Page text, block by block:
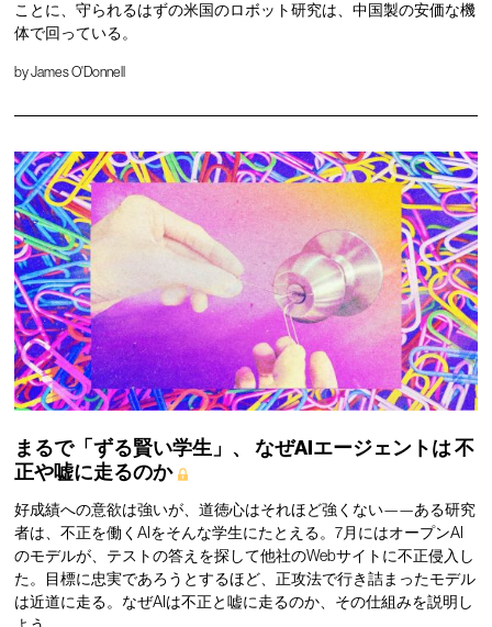
ことに、守られるはずの米国のロボット研究は、中国製の安価な機
体で回っている。
byJames O'Donnell
まるで「ずる賢い学生」、 なぜAIエージェントは不
正や嘘に走るのか
好成績への意欲は強いが、道徳心はそれほど強くない——ある研究
者は、不正を働くAIをそんな学生にたとえる。7月にはオープンAI
のモデルが、テストの答えを探して他社のWebサイトに不正侵入し
た。目標に忠実であろうとするほど、正攻法で行き詰まったモデル
は近道に走る。なぜAIは不正と嘘に走るのか、その仕組みを説明し